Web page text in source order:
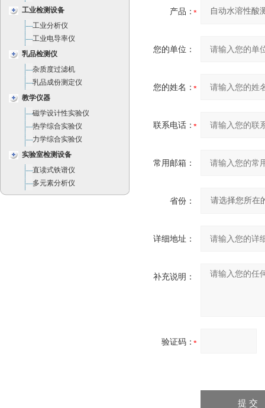
工业检测设备
工业分析仪
工业电导率仪
乳品检测仪
杂质度过滤机
乳品成份测定仪
教学仪器
磁学设计性实验仪
热学综合实验仪
力学综合实验仪
实验室检测设备
直读式铁谱仪
多元素分析仪
产品：
您的单位：
您的姓名：
联系电话：
常用邮箱：
省份：
详细地址：
补充说明：
验证码：